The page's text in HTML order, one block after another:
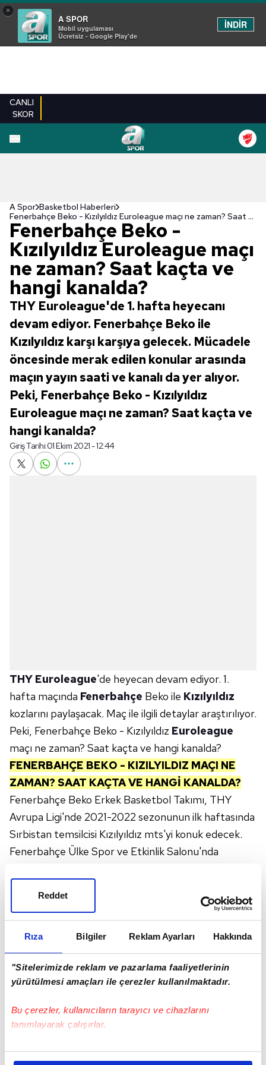
Rıza Bilgiler Reklam Ayarları Hakkında
"Sitelerimizde reklam ve pazarlama faaliyetlerinin
yürütülmesi amaçları ile çerezler kullanılmaktadır.
Bu çerezler, kullanıcıların tarayıcı ve cihazlarını
tanımlayarak çalışırlar.
Bu çerezlere izin vermeniz halinde sizlere özel
Reddet
×
A SPOR
Mobil uygulaması
Ücretsiz - Google Play'de
İNDİR
CANLI
SKOR
A Spor Basketbol Haberleri
Fenerbahçe Beko - Kızılyıldız Euroleague maçı ne zaman? Saat kaçta ve hangi kanalda?
Fenerbahçe Beko -
Kızılyıldız Euroleague maçı
ne zaman? Saat kaçta ve
hangi kanalda?
THY Euroleague'de 1. hafta heyecanı
devam ediyor. Fenerbahçe Beko ile
Kızılyıldız karşı karşıya gelecek. Mücadele
öncesinde merak edilen konular arasında
maçın yayın saati ve kanalı da yer alıyor.
Peki, Fenerbahçe Beko - Kızılyıldız
Euroleague maçı ne zaman? Saat kaçta ve
hangi kanalda?
Giriş Tarihi:01 Ekim 2021 - 12:44
THY Euroleague'de heyecan devam ediyor. 1.
hafta maçında Fenerbahçe Beko ile Kızılyıldız
kozlarını paylaşacak. Maç ile ilgili detaylar araştırılıyor.
Peki, Fenerbahçe Beko - Kızılyıldız Euroleague
maçı ne zaman? Saat kaçta ve hangi kanalda?
FENERBAHÇE BEKO - KIZILYILDIZ MAÇI NE
ZAMAN? SAAT KAÇTA VE HANGİ KANALDA?
Fenerbahçe Beko Erkek Basketbol Takımı, THY
Avrupa Ligi'nde 2021-2022 sezonunun ilk haftasında
Sırbistan temsilcisi Kızılyıldız mts'yi konuk edecek.
Fenerbahçe Ülke Spor ve Etkinlik Salonu'nda
EUROLEAGUE'DE HEYECAN DORUKTA!
Avrupa basketbolunun kulüpler düzeyindeki en
prestijli organizasyonunda geçen sezon play-off
oynayan ancak Dörtlü Final'e çıkamayan sarı-
lacivertli takım, sezonu sahasında açacak.
Yeni başantrenörü Aleksandar Djordjevic
yönetiminde sezona giren Fenerbahçe, ilk haftada
Sırbistan'ın Kızılyıldız mts takımıyla karşı karşıya
- İki takım arasındaki 13. maç